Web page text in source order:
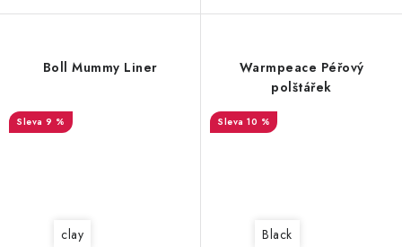
Boll Mummy Liner
9 %
clay
Warmpeace Péřový
polštářek
10 %
Black